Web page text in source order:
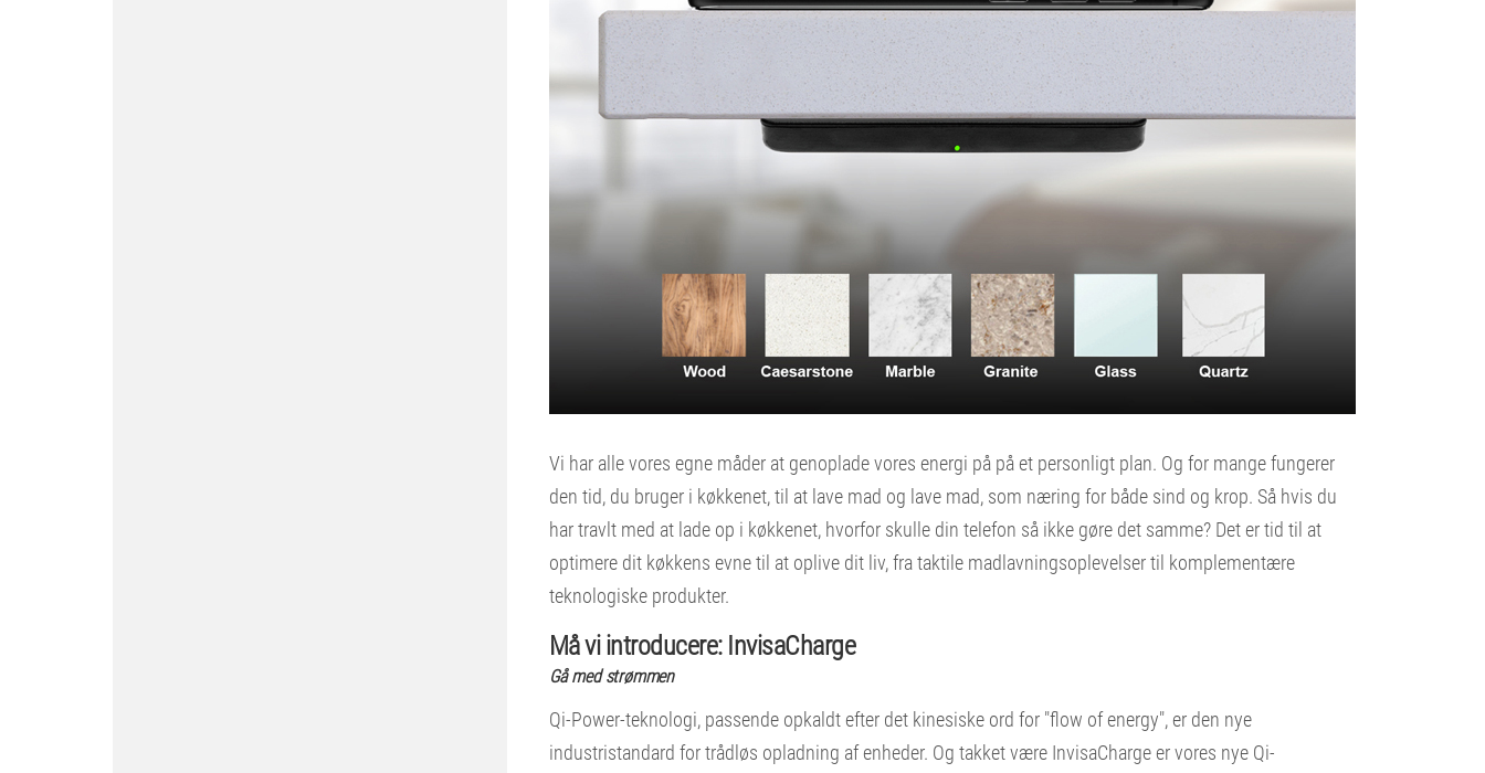
Vi har alle vores egne måder at genoplade vores energi på på et personligt plan. Og for mange fungerer
den tid, du bruger i køkkenet, til at lave mad og lave mad, som næring for både sind og krop. Så hvis du
har travlt med at lade op i køkkenet, hvorfor skulle din telefon så ikke gøre det samme? Det er tid til at
optimere dit køkkens evne til at oplive dit liv, fra taktile madlavningsoplevelser til komplementære
teknologiske produkter.
Må vi introducere: InvisaCharge
Gå med strømmen
Qi-Power-teknologi, passende opkaldt efter det kinesiske ord for "flow of energy", er den nye
industristandard for trådløs opladning af enheder. Og takket være InvisaCharge er vores nye Qi-